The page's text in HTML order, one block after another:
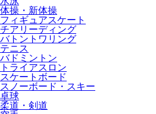
体操・新体操
フィギュアスケート
チアリーディング
バトントワリング
テニス
バドミントン
トライアスロン
スケートボード
スノーボード・スキー
卓球
柔道・剣道